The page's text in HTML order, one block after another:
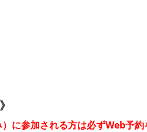
参加される方は必ずWeb予約